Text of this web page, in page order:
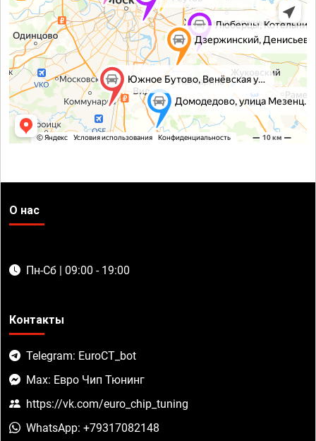
О нас
Пн-Сб | 09:00 - 19:00
Контакты
Telegram: EuroCT_bot
Max: Евро Чип Тюнинг
https://vk.com/euro_chip_tuning
WhatsApp: +79317082148